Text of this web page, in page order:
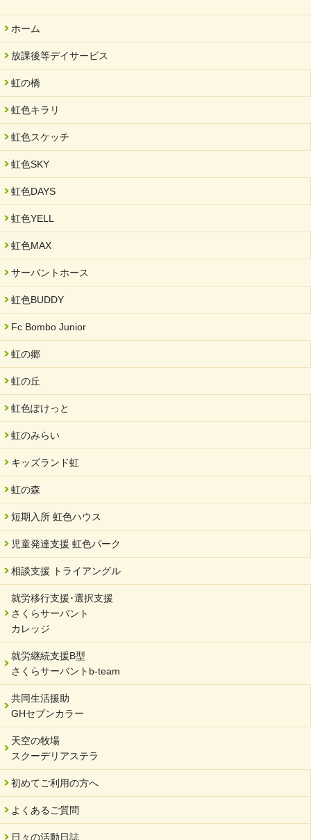
ホーム
放課後等デイサービス
虹の橋
虹色キラリ
虹色スケッチ
虹色SKY
虹色DAYS
虹色YELL
虹色MAX
サーバントホース
虹色BUDDY
Fc Bombo Junior
虹の郷
虹の丘
虹色ぽけっと
虹のみらい
キッズランド虹
虹の森
短期入所 虹色ハウス
児童発達支援 虹色パーク
相談支援 トライアングル
就労移行支援･選択支援
さくらサーバント
カレッジ
就労継続支援B型
さくらサーバントb-team
共同生活援助
GHセブンカラー
天空の牧場
スクーデリアステラ
初めてご利用の方へ
よくあるご質問
日々の活動日誌